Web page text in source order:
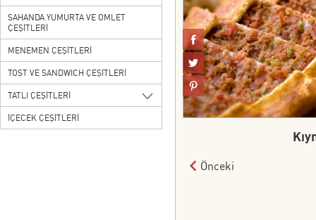
SAHANDA YUMURTA VE OMLET
ÇEŞİTLERİ
MENEMEN ÇEŞİTLERİ
TOST VE SANDWICH ÇEŞİTLERİ
TATLI ÇEŞİTLERİ
İÇECEK ÇEŞİTLERİ
Önceki